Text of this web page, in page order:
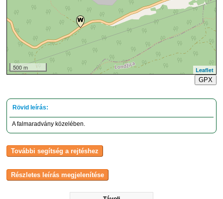
500 m
Leaflet
GPX
A falmaradvány közelében.